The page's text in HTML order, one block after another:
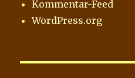
Kommentar-Feed
WordPress.org